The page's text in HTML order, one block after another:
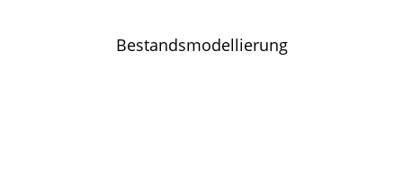
Bestandsmodellierung